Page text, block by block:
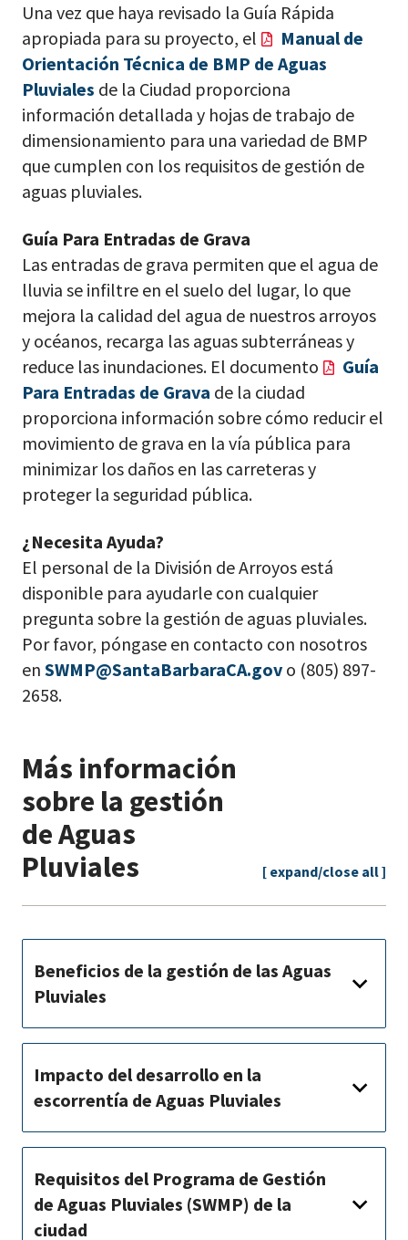
Una vez que haya revisado la Guía Rápida
apropiada para su proyecto, el
Manual de
Orientación Técnica de BMP de Aguas
Pluviales de la Ciudad proporciona
información detallada y hojas de trabajo de
dimensionamiento para una variedad de BMP
que cumplen con los requisitos de gestión de
aguas pluviales.
Guía Para Entradas de Grava
Las entradas de grava permiten que el agua de
lluvia se infiltre en el suelo del lugar, lo que
mejora la calidad del agua de nuestros arroyos
y océanos, recarga las aguas subterráneas y
reduce las inundaciones. El documento
Guía
Para Entradas de Grava de la ciudad
proporciona información sobre cómo reducir el
movimiento de grava en la vía pública para
minimizar los daños en las carreteras y
proteger la seguridad pública.
¿Necesita Ayuda?
El personal de la División de Arroyos está
disponible para ayudarle con cualquier
pregunta sobre la gestión de aguas pluviales.
Por favor, póngase en contacto con nosotros
en SWMP@SantaBarbaraCA.gov o (805) 897-
2658.
Más información
sobre la gestión
de Aguas
Pluviales
[ expand/close all ]
Beneficios de la gestión de las Aguas
Pluviales
Impacto del desarrollo en la
escorrentía de Aguas Pluviales
Requisitos del Programa de Gestión
de Aguas Pluviales (SWMP) de la
ciudad